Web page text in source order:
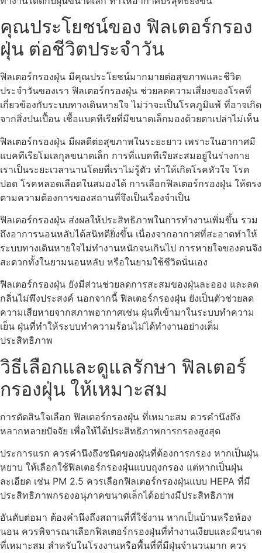
คุณประโยชน์ของ ฟิลเตอร์กรอง
ฝุ่น ต่อชีวิตประจำวัน
ฟิลเตอร์กรองฝุ่น มีคุณประโยชน์มากมายต่อสุขภาพและชีวิต
ประจำวันของเรา ฟิลเตอร์กรองฝุ่น ช่วยลดความเสี่ยงของโรคที่
เกี่ยวข้องกับระบบทางเดินหายใจ ไม่ว่าจะเป็นโรคภูมิแพ้ ที่อาจเกิด
จากสิ่งปนเปื้อน เชื้อแบคทีเรียที่มีขนาดเล็กมองด้วยตาเปล่าไม่เห็น
ฟิลเตอร์กรองฝุ่น มีผลดีต่อสุขภาพในระยะยาว เพราะในอากาศมี
แบคทีเรียโมเลกุลขนาดเล็ก การที่แบคทีเรียสะสมอยู่ในร่างกาย
เราเป็นระยะเวลานานโดยที่เราไม่รู้ตัว ทำให้เกิดโรคหัวใจ โรค
ปอด โรคหลอดเลือดในสมองได้ การเลือกฟิลเตอร์กรองฝุ่น ให้ตรง
ตามความต้องการของสถานที่จึงเป็นเรื่องจำเป็น
ฟิลเตอร์กรองฝุ่น ส่งผลให้ประสิทธิภาพในการทำงานเพิ่มขึ้น รวม
ถึงอาการนอนหลับได้สนิทดียิ่งขึ้น เนื่องจากอากาศที่สะอาดทำให้
ระบบทางเดินหายใจไม่ทำงานหนักจนเกินไป การหายใจของคนจึง
สะดวกทั้งในยามนอนหลับ หรือในยามใช้ชีวิตนั่นเอง
ฟิลเตอร์กรองฝุ่น ยังมีส่วนช่วยลดการสะสมของฝุ่นละออง และลด
กลิ่นไม่พึงประสงค์ นอกจากนี้ ฟิลเตอร์กรองฝุ่น ยังเป็นตัวช่วยลด
ความเสียหายจากสภาพอากาศเช่น ฝุ่นที่เข้ามาในระบบทำความ
เย็น ฝุ่นที่ทำให้ระบบทำความร้อนไม่ได้ทำงานอย่างเต็ม
ประสิทธิภาพ
วิธีเลือกและดูแลรักษา ฟิลเตอร์
กรองฝุ่น ให้เหมาะสม
การตัดสินใจเลือก ฟิลเตอร์กรองฝุ่น ที่เหมาะสม ควรคำนึงถึง
หลากหลายปัจจัย เพื่อให้ได้ประสิทธิภาพการกรองสูงสุด
ประการแรก ควรคำนึงถึงชนิดของฝุ่นที่ต้องการกรอง หากเป็นฝุ่น
หยาบ ให้เลือกใช้ฟิลเตอร์กรองฝุ่นแบบถุงกรอง แต่หากเป็นฝุ่น
ละเอียด เช่น PM 2.5 ควรเลือกฟิลเตอร์กรองฝุ่นแบบ HEPA ที่มี
ประสิทธิภาพกรองอนุภาคขนาดเล็กได้อย่างมีประสิทธิภาพ
อันดับต่อมา ต้องคำนึงถึงสถานที่ที่ใช้งาน หากเป็นบ้านหรือห้อง
นอน ควรพิจารณาเลือกฟิลเตอร์กรองฝุ่นที่ทำงานเงียบและมีขนาด
ที่เหมาะสม สำหรับในโรงงานหรือพื้นที่ที่มีฝุ่นจำนวนมาก ควร